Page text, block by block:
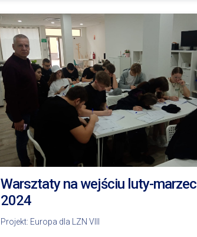
Warsztaty na wejściu luty-marzec
2024
Projekt: Europa dla LZN VIII